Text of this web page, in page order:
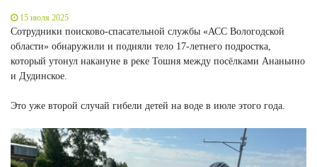
15 июля 2025
Сотрудники поисково-спасательной службы «АСС Вологодской
области» обнаружили и подняли тело 17-летнего подростка,
который утонул накануне в реке Тошня между посёлками Ананьино
и Дудинское.
Это уже второй случай гибели детей на воде в июле этого года.